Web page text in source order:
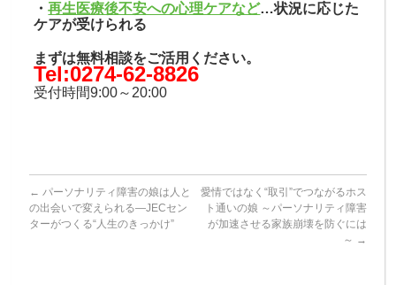
・再生医療後不安への心理ケアなど…状況に応じた
ケアが受けられる
まずは無料相談をご活用ください。
Tel:0274-62-8826
受付時間9:00～20:00
← パーソナリティ障害の娘は人と
の出会いで変えられる―JECセン
ターがつくる“人生のきっかけ”
愛情ではなく“取引”でつながるホス
ト通いの娘 ～パーソナリティ障害
が加速させる家族崩壊を防ぐには
～ →